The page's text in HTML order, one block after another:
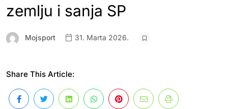
zemlju i sanja SP
Mojsport 31. Marta 2026.
Share This Article: